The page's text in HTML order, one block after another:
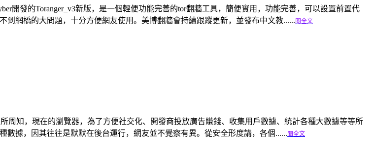
開發的Toranger_v3新版，是一個輕便功能完善的tor翻牆工具，簡便實用，功能完善，可以設置前置代
網橋的大問題，十分方便網友使用。美博翻牆會持續跟蹤更新，並發布中文教...... 閱全文
所周知，現在的瀏覽器，為了方便社交化、開發商投放廣告賺錢、收集用戶數據、統計各種大數據等等所
據，因其往往是默默在後台運行，網友並不覺察有異。從安全形度講，各個...... 閱全文